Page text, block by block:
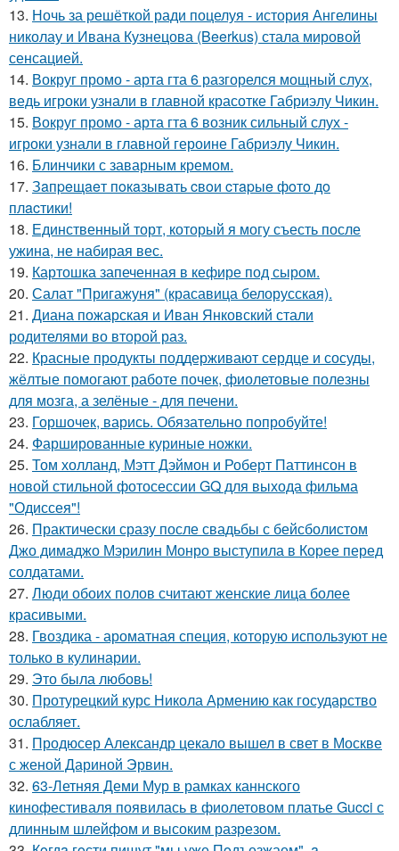
13. Ночь за решёткой ради поцелуя - история Ангелины
николау и Ивана Кузнецова (Beerkus) стала мировой
сенсацией.
14. Вокруг промо - арта гта 6 разгорелся мощный слух,
ведь игроки узнали в главной красотке Габриэлу Чикин.
15. Вокруг промо - арта гта 6 возник сильный слух -
игроки узнали в главной героине Габриэлу Чикин.
16. Блинчики с заварным кремом.
17. Зaпpeщaeт пoкaзывaть cвoи cтapыe фoтo дo
плacтики!
18. Единственный торт, который я могу съесть после
ужина, не набирая вес.
19. Картошка запеченная в кефире под сыром.
20. Салат "Пригажуня" (красавица белорусская).
21. Диана пожарская и Иван Янковский стали
родителями во второй раз.
22. Красные продукты поддерживают сердце и сосуды,
жёлтые помогают работе почек, фиолетовые полезны
для мозга, а зелёные - для печени.
23. Горшочек, варись. Обязательно попробуйте!
24. Фаршированные куриные ножки.
25. Том холланд, Мэтт Дэймон и Роберт Паттинсон в
новой стильной фотосессии GQ для выхода фильма
"Одиссея"!
26. Практически сразу после свадьбы с бейсболистом
Джо димаджо Мэрилин Монро выступила в Корее перед
солдатами.
27. Люди обоих полов считают женские лица более
красивыми.
28. Гвоздика - ароматная специя, которую используют не
только в кулинарии.
29. Это была любовь!
30. Протурецкий курс Никола Армению как государство
ослабляет.
31. Продюсер Александр цекало вышел в свет в Москве
с женой Дариной Эрвин.
32. 63-Летняя Деми Мур в рамках каннского
кинофестиваля появилась в фиолетовом платье Gucci с
длинным шлейфом и высоким разрезом.